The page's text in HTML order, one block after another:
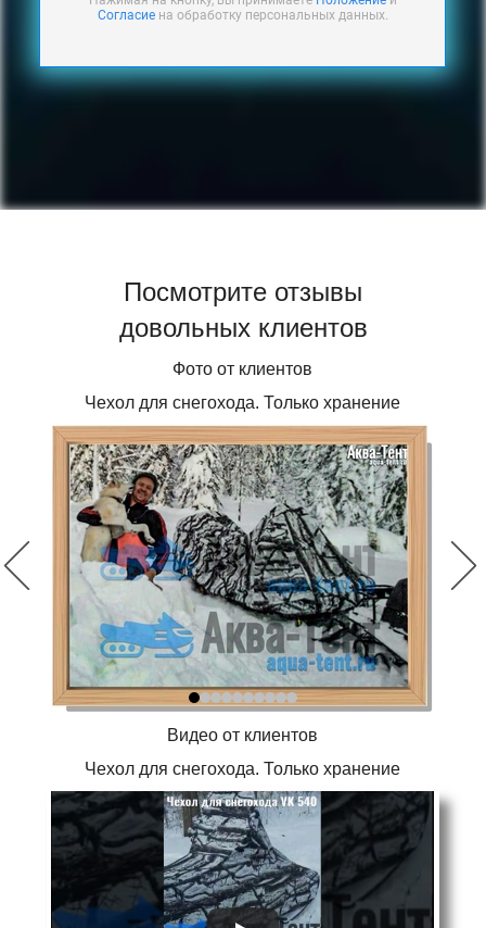
Согласиена обработку персональных данных.
Посмотрите отзывы
довольных клиентов
Фото от клиентов
Чехол для снегохода. Только хранение
Видео от клиентов
Чехол для снегохода. Только хранение